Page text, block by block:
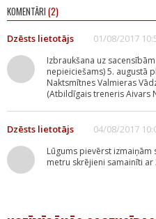
KOMENTĀRI (2)
Dzēsts lietotājs 01/08/2017
Izbraukšana uz
nepieiciešams) 5. augustā
Naktsmītnes Valmieras
(Atbildīgais treneris Aivars
Dzēsts lietotājs 04/08/2017
Lūgums pievērst
metru skrējieni samainīti